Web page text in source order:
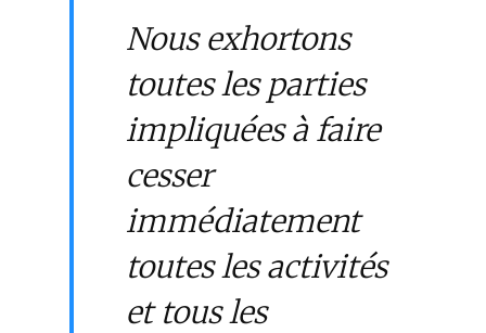
Nous exhortons
toutes les parties
impliquées à faire
cesser
immédiatement
toutes les activités
et tous les